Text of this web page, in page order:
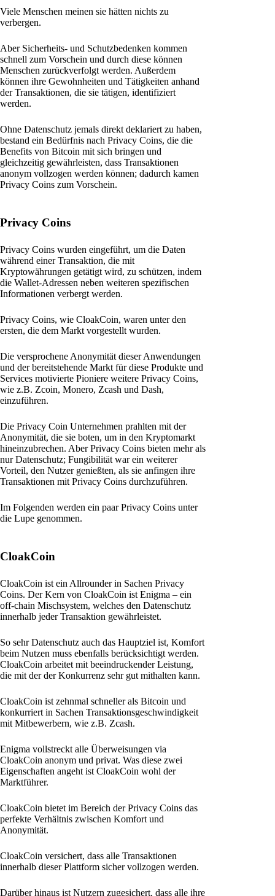
Viele Menschen meinen sie hätten nichts zu
verbergen.
Aber Sicherheits- und Schutzbedenken kommen
schnell zum Vorschein und durch diese können
Menschen zurückverfolgt werden. Außerdem
können ihre Gewohnheiten und Tätigkeiten anhand
der Transaktionen, die sie tätigen, identifiziert
werden.
Ohne Datenschutz jemals direkt deklariert zu haben,
bestand ein Bedürfnis nach Privacy Coins, die die
Benefits von Bitcoin mit sich bringen und
gleichzeitig gewährleisten, dass Transaktionen
anonym vollzogen werden können; dadurch kamen
Privacy Coins zum Vorschein.
Privacy Coins
Privacy Coins wurden eingeführt, um die Daten
während einer Transaktion, die mit
Kryptowährungen getätigt wird, zu schützen, indem
die Wallet-Adressen neben weiteren spezifischen
Informationen verbergt werden.
Privacy Coins, wie CloakCoin, waren unter den
ersten, die dem Markt vorgestellt wurden.
Die versprochene Anonymität dieser Anwendungen
und der bereitstehende Markt für diese Produkte und
Services motivierte Pioniere weitere Privacy Coins,
wie z.B. Zcoin, Monero, Zcash und Dash,
einzuführen.
Die Privacy Coin Unternehmen prahlten mit der
Anonymität, die sie boten, um in den Kryptomarkt
hineinzubrechen. Aber Privacy Coins bieten mehr als
nur Datenschutz; Fungibilität war ein weiterer
Vorteil, den Nutzer genießten, als sie anfingen ihre
Transaktionen mit Privacy Coins durchzuführen.
Im Folgenden werden ein paar Privacy Coins unter
die Lupe genommen.
CloakCoin
CloakCoin ist ein Allrounder in Sachen Privacy
Coins. Der Kern von CloakCoin ist Enigma – ein
off-chain Mischsystem, welches den Datenschutz
innerhalb jeder Transaktion gewährleistet.
So sehr Datenschutz auch das Hauptziel ist, Komfort
beim Nutzen muss ebenfalls berücksichtigt werden.
CloakCoin arbeitet mit beeindruckender Leistung,
die mit der der Konkurrenz sehr gut mithalten kann.
CloakCoin ist zehnmal schneller als Bitcoin und
konkurriert in Sachen Transaktionsgeschwindigkeit
mit Mitbewerbern, wie z.B. Zcash.
Enigma vollstreckt alle Überweisungen via
CloakCoin anonym und privat. Was diese zwei
Eigenschaften angeht ist CloakCoin wohl der
Marktführer.
CloakCoin bietet im Bereich der Privacy Coins das
perfekte Verhältnis zwischen Komfort und
Anonymität.
CloakCoin versichert, dass alle Transaktionen
innerhalb dieser Plattform sicher vollzogen werden.
Darüber hinaus ist Nutzern zugesichert, dass alle ihre